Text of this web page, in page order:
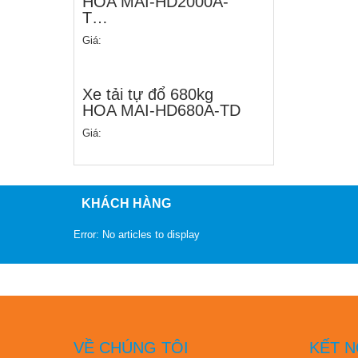
T…
Giá:
Xe tải tự đổ 680kg
HOA MAI-HD680A-TD
Giá:
KHÁCH HÀNG
Error: No articles to display
VỀ CHÚNG TÔI KẾT